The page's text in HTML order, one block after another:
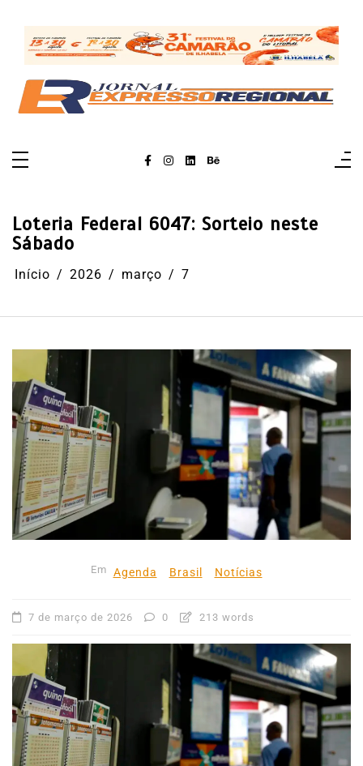
conteúdo
Loteria Federal 6047: Sorteio neste
Sábado
Início 2026 março 7
Em Agenda Brasil Notícias
7 de março de 2026 0 213 words